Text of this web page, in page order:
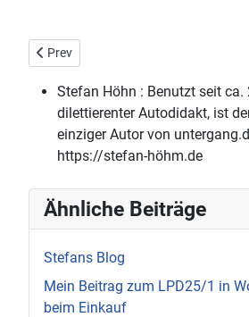
Previous article: Weg zum Supermarkt
Prev
Stefan Höhn : Benutzt seit ca.
dilettierenter Autodidakt, ist
einziger Autor von
https://stefan-höhm.de
Ähnliche Beiträge
Stefans Blog
Mein Beitrag zum LPD25/1 in
beim Einkauf